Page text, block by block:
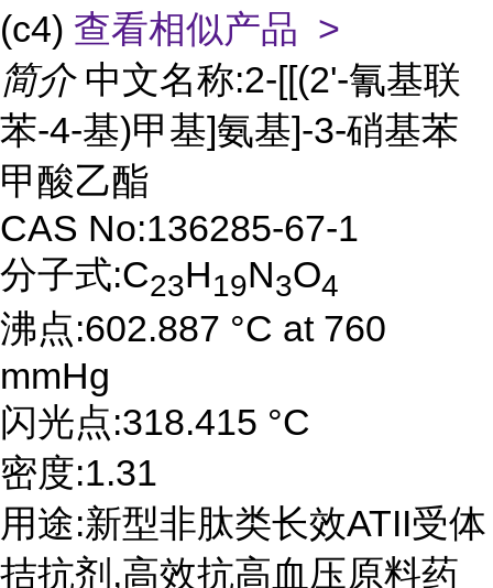
(c4) 查看相似产品 >
简介 中文名称:2-[[(2'-氰基联
苯-4-基)甲基]氨基]-3-硝基苯
甲酸乙酯
CAS No:136285-67-1
分子式:C23H19N3O4
沸点:602.887 °C at 760
mmHg
闪光点:318.415 °C
密度:1.31
用途:新型非肽类长效ATII受体
拮抗剂,高效抗高血压原料药